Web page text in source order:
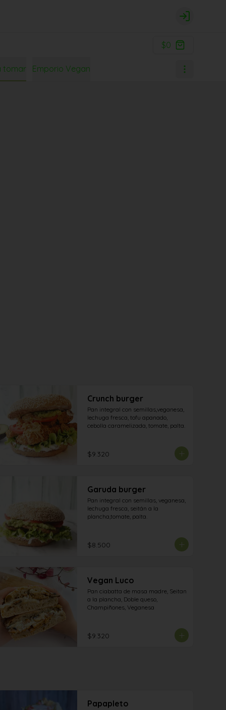
Login
$0
tomar Emporio Vegan
Crunch burger
Pan integral con semillas,veganesa,
lechuga fresca, tofu apanado,
cebolla caramelizada, tomate, palta.
$9.320
Garuda burger
Pan integral con semillas, veganesa,
lechuga fresca, seitán a la
plancha,tomate, palta.
$8.500
Vegan Luco
Pan ciabatta de masa madre, Seitan
a la plancha, Doble queso,
Champiñones, Veganesa
$9.320
Papapleto